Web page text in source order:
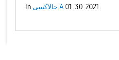
in جالاكسى A 01-30-2021